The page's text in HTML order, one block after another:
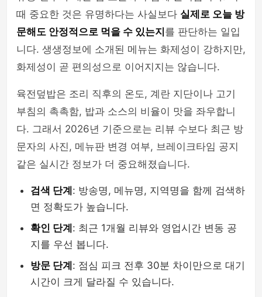
때 중요한 것은 유명하다는 사실보다 실제로 오늘 방
문해도 안정적으로 먹을 수 있는지 를 판단하는 일입
니다. 생생정보에 소개된 메뉴는 화제성이 강하지만,
화제성이 곧 편의성으로 이어지지는 않습니다.
육전덮밥은 조리 직후의 온도, 계란 지단이나 고기
부침의 촉촉함, 밥과 소스의 비율이 맛을 좌우합니
다. 그래서 2026년 기준으로는 리뷰 수보다 최근 방
문자의 사진, 메뉴판 변경 여부, 브레이크타임 공지
같은 실시간 정보가 더 중요해졌습니다.
검색 단계 : 방송명, 메뉴명, 지역명을 함께 검색하
면 정확도가 높습니다.
확인 단계 : 최근 1개월 리뷰와 영업시간 변동 공
지를 우선 봅니다.
방문 단계 : 점심 피크 전후 30분 차이만으로 대기
시간이 크게 달라질 수 있습니다.